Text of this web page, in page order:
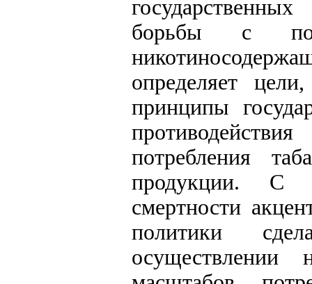
борьбы с
определяет
принципы
потребления
продукции. С
смертности
политики